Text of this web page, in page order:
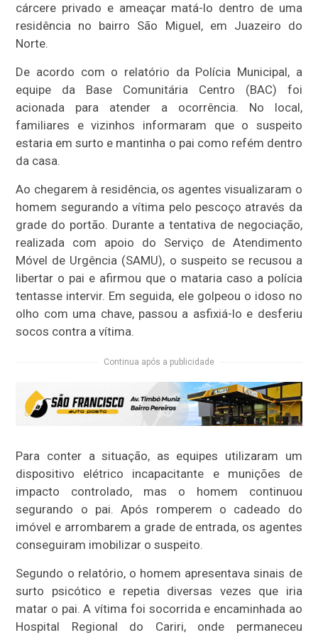
cárcere privado e ameaçar matá-lo dentro de uma
residência no bairro São Miguel, em Juazeiro do
Norte.
De acordo com o relatório da Polícia Municipal, a
equipe da Base Comunitária Centro (BAC) foi
acionada para atender a ocorrência. No local,
familiares e vizinhos informaram que o suspeito
estaria em surto e mantinha o pai como refém dentro
da casa.
Ao chegarem à residência, os agentes visualizaram o
homem segurando a vítima pelo pescoço através da
grade do portão. Durante a tentativa de negociação,
realizada com apoio do Serviço de Atendimento
Móvel de Urgência (SAMU), o suspeito se recusou a
libertar o pai e afirmou que o mataria caso a polícia
tentasse intervir. Em seguida, ele golpeou o idoso no
olho com uma chave, passou a asfixiá-lo e desferiu
socos contra a vítima.
Continua após a publicidade
Para conter a situação, as equipes utilizaram um
dispositivo elétrico incapacitante e munições de
impacto controlado, mas o homem continuou
segurando o pai. Após romperem o cadeado do
imóvel e arrombarem a grade de entrada, os agentes
conseguiram imobilizar o suspeito.
Segundo o relatório, o homem apresentava sinais de
surto psicótico e repetia diversas vezes que iria
matar o pai. A vítima foi socorrida e encaminhada ao
Hospital Regional do Cariri, onde permaneceu